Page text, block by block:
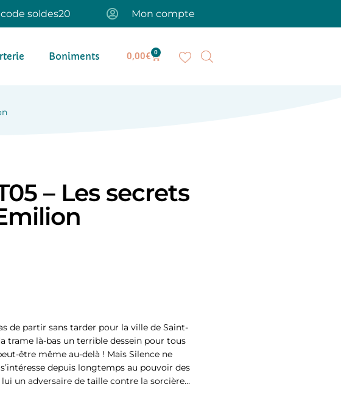
soldes20 Mon compte
Boniments 0,00€ 0
– Les secrets
de partir sans tarder pour la ville de Saint-
trame là-bas un terrible dessein pour tous
être même au-delà ! Mais Silence ne
depuis longtemps au pouvoir des
un adversaire de taille contre la sorcière…